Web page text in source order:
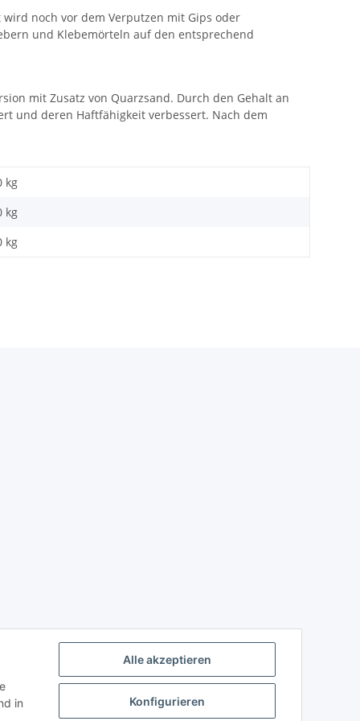
Alle akzeptieren
Konfigurieren
in
noch vor dem Verputzen mit Gips oder
und Klebemörteln auf den entsprechend
mit Zusatz von Quarzsand. Durch den Gehalt an
und deren Haftfähigkeit verbessert. Nach dem
kg
kg
kg